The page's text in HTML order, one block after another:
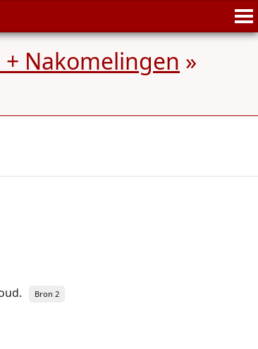
Nakomelingen »
Bron 2